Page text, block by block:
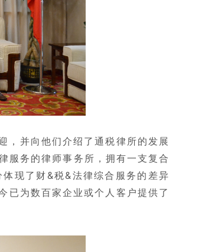
，并向他们介绍了通税律所的发展
服务的律师事务所，拥有一支复合
现了财&税&法律综合服务的差异
已为数百家企业或个人客户提供了